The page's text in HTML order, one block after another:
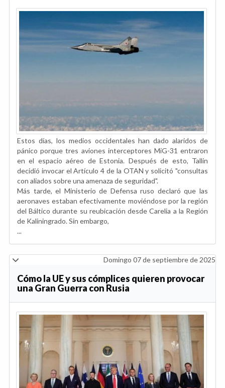
Estos días, los medios occidentales han dado alaridos de
pánico porque tres aviones interceptores MiG-31 entraron
en el espacio aéreo de Estonia. Después de esto, Tallin
decidió invocar el Artículo 4 de la OTAN y solicitó "consultas
con aliados sobre una amenaza de seguridad".
Más tarde, el Ministerio de Defensa ruso declaró que las
aeronaves estaban efectivamente moviéndose por la región
del Báltico durante su reubicación desde Carelia a la Región
de Kaliningrado. Sin embargo,
...
Domingo 07 de septiembre de 2025
Cómo la UE y sus cómplices quieren provocar
una Gran Guerra con Rusia